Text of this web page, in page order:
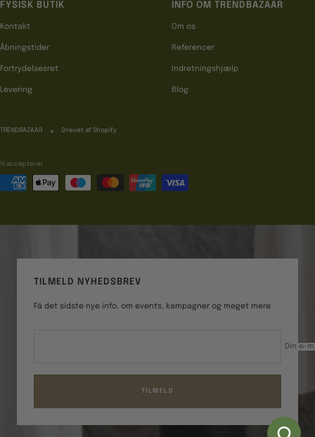
FYSISK BUTIK
Kontakt
Åbningstider
Fortrydelsesret
Levering
INFO OM TRENDBAZAAR
Om os
Referencer
Indretningshjælp
Blog
TRENDBAZAAR Drevet af Shopify
Vi accepterer
TILMELD NYHEDSBREV
Få det sidste nye info. om events, kampagner og meget mere
Din e-
TILMELD